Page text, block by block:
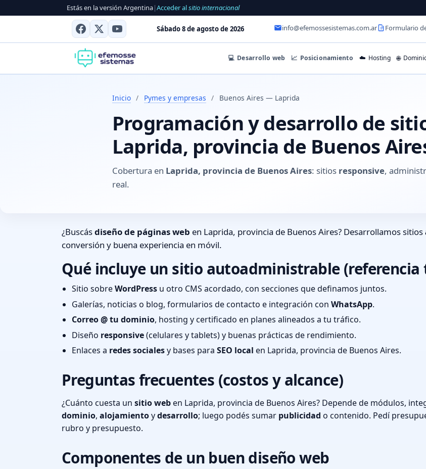
Estás en la versión Argentina|Acceder alsitio internacional
Sábado 8 de agosto de 2026 info@efemossesistemas.com.ar Formulario
💻 Desarrollo web 📈 Posicionamiento ☁️ Hosting 🌐
Inicio / Pymes y empresas / Buenos Aires — Laprida
Programación y desarrollo de
Laprida, provincia de Buenos
Cobertura en Laprida, provincia de Buenos Aires: sitios responsive,
real.
¿Buscásdiseño de páginas web en Laprida, provincia de Buenos Aires? Desarrollamos sitios
conversión y buena experiencia en móvil.
Qué incluye un sitio autoadministrable (referencia
Sitio sobreWordPress u otro CMS acordado, con secciones que definamos juntos.
Galerías, noticias o blog, formularios de contacto e integración con WhatsApp.
Correo @ tu dominio, hosting y certificado en planes alineados a tu tráfico.
Diseño responsive(celulares y tablets) y buenas prácticas de rendimiento.
Enlaces a redes socialesy bases para SEO local en Laprida, provincia de Buenos Aires.
Preguntas frecuentes (costos y alcance)
¿Cuánto cuesta un sitio weben Laprida, provincia de Buenos Aires? Depende de módulos,
dominio, alojamientoydesarrollo; luego podés sumar publicidad o contenido. Pedí
rubro y presupuesto.
Componentes de un buen diseño web